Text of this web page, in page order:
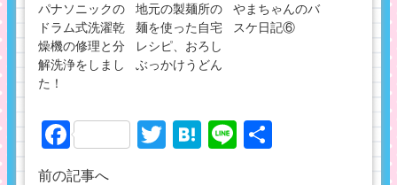
パナソニックの
ドラム式洗濯乾
燥機の修理と分
解洗浄をしまし
た！
地元の製麺所の
麺を使った自宅
レシピ、おろし
ぶっかけうどん
やまちゃんのバ
スケ日記⑥
FacebookTwitter
Hatena
Line
前の記事へ